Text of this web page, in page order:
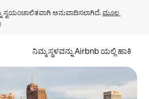
ಸ್ವಯಂಚಾಲಿತವಾಗಿ ಅನುವಾದಿಸಲಾಗಿದೆ. ಮೂಲ
ನಿಮ್ಮ ಸ್ಥಳವನ್ನು Airbnb ಯಲ್ಲಿ ಹಾಕಿ